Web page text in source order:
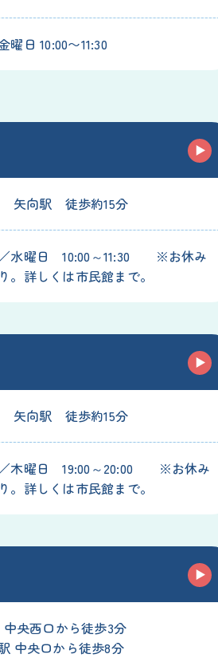
曜日 10:00〜11:30
矢向駅 徒歩約15分
水曜日 10:00～11:30 ※お休み
。詳しくは市民館まで。
矢向駅 徒歩約15分
木曜日 19:00～20:00 ※お休み
。詳しくは市民館まで。
央西口から徒歩3分
中央口から徒歩8分